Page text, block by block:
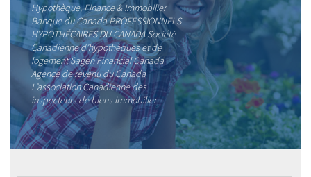
Hypothèque, Finance & Immobilier
Banque du Canada PROFESSIONNELS
HYPOTHÉCAIRES DU CANADA Société
Canadienne d’hypothèques et de
logement Sagen Financial Canada
Agence de revenu du Canada
L’association Canadienne des
inspecteurs de biens immobilier